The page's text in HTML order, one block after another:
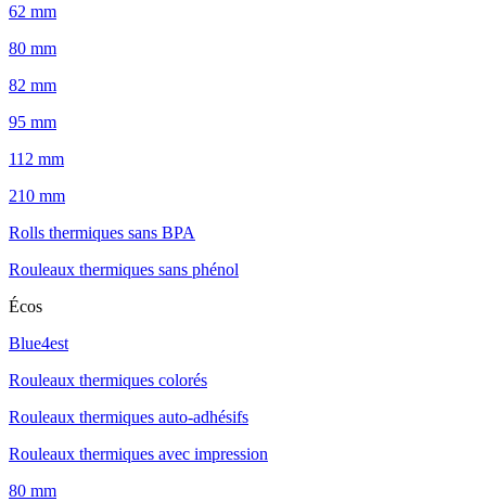
62 mm
80 mm
82 mm
95 mm
112 mm
210 mm
Rolls thermiques sans BPA
Rouleaux thermiques sans phénol
Écos
Blue4est
Rouleaux thermiques colorés
Rouleaux thermiques auto-adhésifs
Rouleaux thermiques avec impression
80 mm